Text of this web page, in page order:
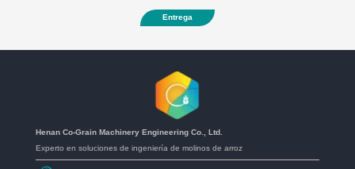
Entrega
Henan Co-Grain Machinery Engineering Co., Ltd.
Experto en soluciones de ingeniería de molinos de arroz